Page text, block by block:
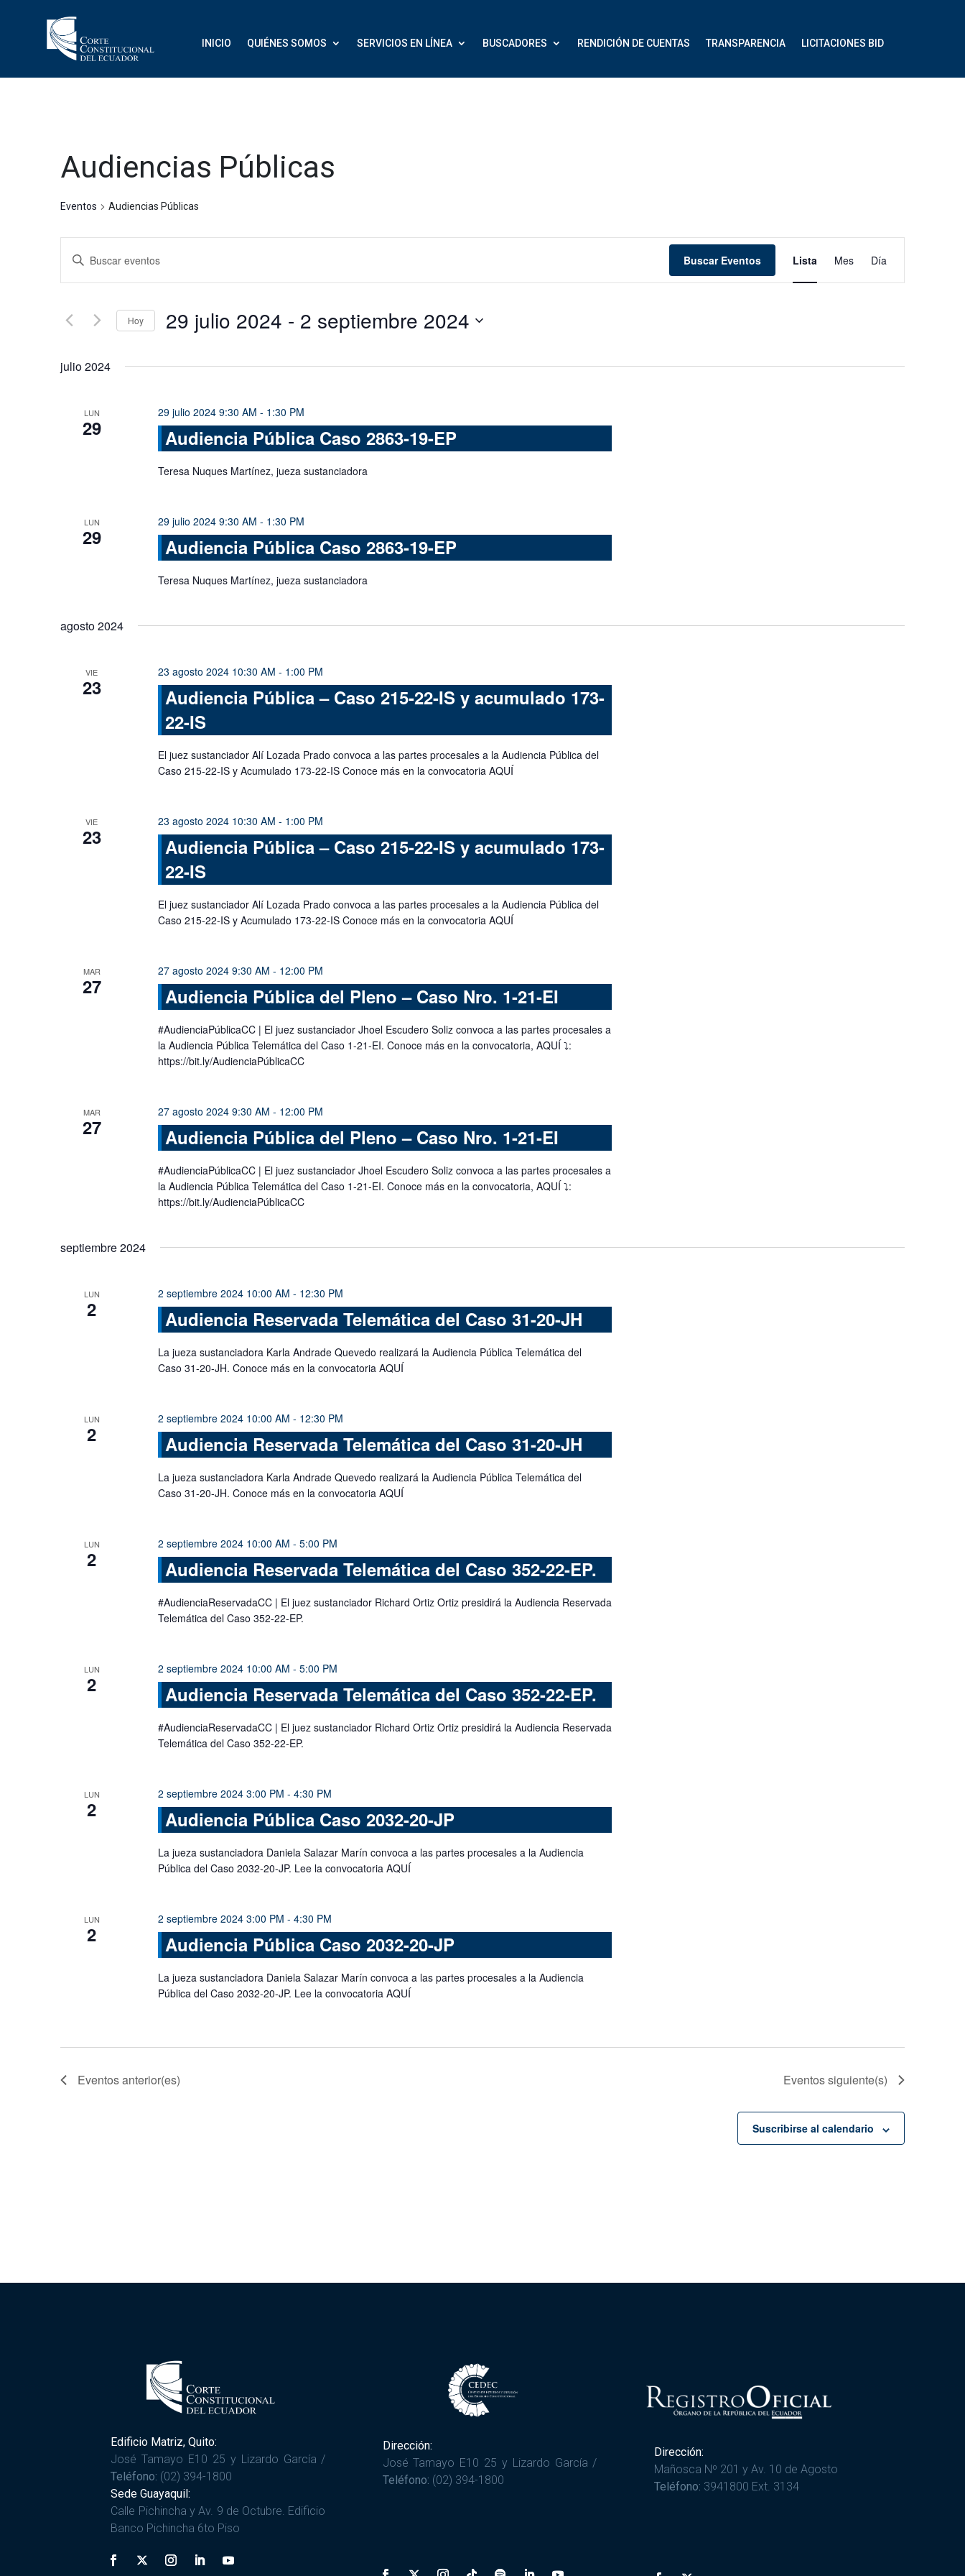
INICIO QUIÉNES SOMOS SERVICIOS EN LÍNEA BUSCADORES RENDICIÓN DE CUENTAS TRANSPARENCIA LICITACIONES BID
Audiencias Públicas
Eventos Audiencias Públicas
Navegación
de
búsqueda
y
vistas
Eventos
Introduce
Busca
la
clave.
Buscar Eventos Lista Mes Día
Hoy 29 julio 2024 - 2 septiembre 2024
julio 2024
LUN
29
29 julio 2024 9:30 AM - 1:30 PM
Audiencia Pública Caso 2863-19-EP
Teresa Nuques Martínez, jueza sustanciadora
LUN
29
29 julio 2024 9:30 AM - 1:30 PM
Audiencia Pública Caso 2863-19-EP
Teresa Nuques Martínez, jueza sustanciadora
agosto 2024
VIE
23
23 agosto 2024 10:30 AM - 1:00 PM
Audiencia Pública – Caso 215-22-IS y acumulado 173-
22-IS
El juez sustanciador Alí Lozada Prado convoca a las partes procesales a la Audiencia Pública del
Caso 215-22-IS y Acumulado 173-22-IS Conoce más en la convocatoria AQUÍ
VIE
23
23 agosto 2024 10:30 AM - 1:00 PM
Audiencia Pública – Caso 215-22-IS y acumulado 173-
22-IS
El juez sustanciador Alí Lozada Prado convoca a las partes procesales a la Audiencia Pública del
Caso 215-22-IS y Acumulado 173-22-IS Conoce más en la convocatoria AQUÍ
MAR
27
27 agosto 2024 9:30 AM - 12:00 PM
Audiencia Pública del Pleno – Caso Nro. 1-21-EI
#AudienciaPúblicaCC | El juez sustanciador Jhoel Escudero Soliz convoca a las partes procesales a
la Audiencia Pública Telemática del Caso 1-21-EI. Conoce más en la convocatoria, AQUÍ ⤵️:
https://bit.ly/AudienciaPúblicaCC
MAR
27
27 agosto 2024 9:30 AM - 12:00 PM
Audiencia Pública del Pleno – Caso Nro. 1-21-EI
#AudienciaPúblicaCC | El juez sustanciador Jhoel Escudero Soliz convoca a las partes procesales a
la Audiencia Pública Telemática del Caso 1-21-EI. Conoce más en la convocatoria, AQUÍ ⤵️:
https://bit.ly/AudienciaPúblicaCC
septiembre 2024
LUN
2
2 septiembre 2024 10:00 AM - 12:30 PM
Audiencia Reservada Telemática del Caso 31-20-JH
La jueza sustanciadora Karla Andrade Quevedo realizará la Audiencia Pública Telemática del
Caso 31-20-JH. Conoce más en la convocatoria AQUÍ
LUN
2
2 septiembre 2024 10:00 AM - 12:30 PM
Audiencia Reservada Telemática del Caso 31-20-JH
La jueza sustanciadora Karla Andrade Quevedo realizará la Audiencia Pública Telemática del
Caso 31-20-JH. Conoce más en la convocatoria AQUÍ
LUN
2
2 septiembre 2024 10:00 AM - 5:00 PM
Audiencia Reservada Telemática del Caso 352-22-EP.
#AudienciaReservadaCC | El juez sustanciador Richard Ortiz Ortiz presidirá la Audiencia Reservada
Telemática del Caso 352-22-EP.
LUN
2
2 septiembre 2024 10:00 AM - 5:00 PM
Audiencia Reservada Telemática del Caso 352-22-EP.
#AudienciaReservadaCC | El juez sustanciador Richard Ortiz Ortiz presidirá la Audiencia Reservada
Telemática del Caso 352-22-EP.
LUN
2
2 septiembre 2024 3:00 PM - 4:30 PM
Audiencia Pública Caso 2032-20-JP
La jueza sustanciadora Daniela Salazar Marín convoca a las partes procesales a la Audiencia
Pública del Caso 2032-20-JP. Lee la convocatoria AQUÍ
LUN
2
2 septiembre 2024 3:00 PM - 4:30 PM
Audiencia Pública Caso 2032-20-JP
La jueza sustanciadora Daniela Salazar Marín convoca a las partes procesales a la Audiencia
Pública del Caso 2032-20-JP. Lee la convocatoria AQUÍ
Eventosanterior(es) Eventossiguiente(s)
Suscribirse al calendario
Edificio Matriz, Quito:
José Tamayo E10 25 y Lizardo García /
Teléfono: (02) 394-1800
Sede Guayaquil:
Calle Pichincha y Av. 9 de Octubre. Edificio
Banco Pichincha 6to Piso
Dirección:
José Tamayo E10 25 y Lizardo García /
Teléfono: (02) 394-1800
Dirección:
Mañosca Nº 201 y Av. 10 de Agosto
Teléfono: 3941800 Ext. 3134